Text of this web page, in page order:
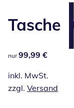
Tasche
99,99 €
nur 99,99 €
inkl. MwSt.
zzgl. Versand